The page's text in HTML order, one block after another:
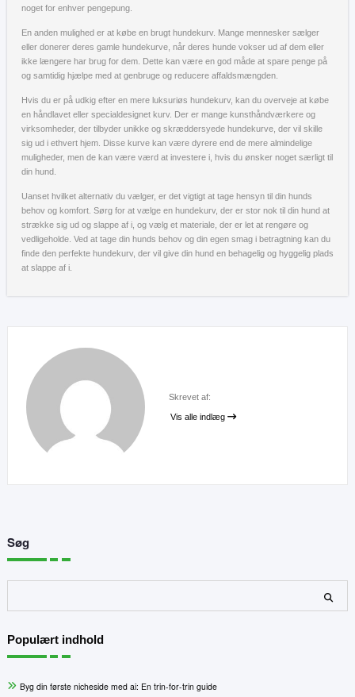
noget for enhver pengepung.
En anden mulighed er at købe en brugt hundekurv. Mange mennesker sælger
eller donerer deres gamle hundekurve, når deres hunde vokser ud af dem eller
ikke længere har brug for dem. Dette kan være en god måde at spare penge på
og samtidig hjælpe med at genbruge og reducere affaldsmængden.
Hvis du er på udkig efter en mere luksuriøs hundekurv, kan du overveje at købe
en håndlavet eller specialdesignet kurv. Der er mange kunsthåndværkere og
virksomheder, der tilbyder unikke og skræddersyede hundekurve, der vil skille
sig ud i ethvert hjem. Disse kurve kan være dyrere end de mere almindelige
muligheder, men de kan være værd at investere i, hvis du ønsker noget særligt til
din hund.
Uanset hvilket alternativ du vælger, er det vigtigt at tage hensyn til din hunds
behov og komfort. Sørg for at vælge en hundekurv, der er stor nok til din hund at
strække sig ud og slappe af i, og vælg et materiale, der er let at rengøre og
vedligeholde. Ved at tage din hunds behov og din egen smag i betragtning kan du
finde den perfekte hundekurv, der vil give din hund en behagelig og hyggelig plads
at slappe af i.
Skrevet af:
Vis alle indlæg
Søg
Populært indhold
Byg din første nicheside med ai: En trin-for-trin guide